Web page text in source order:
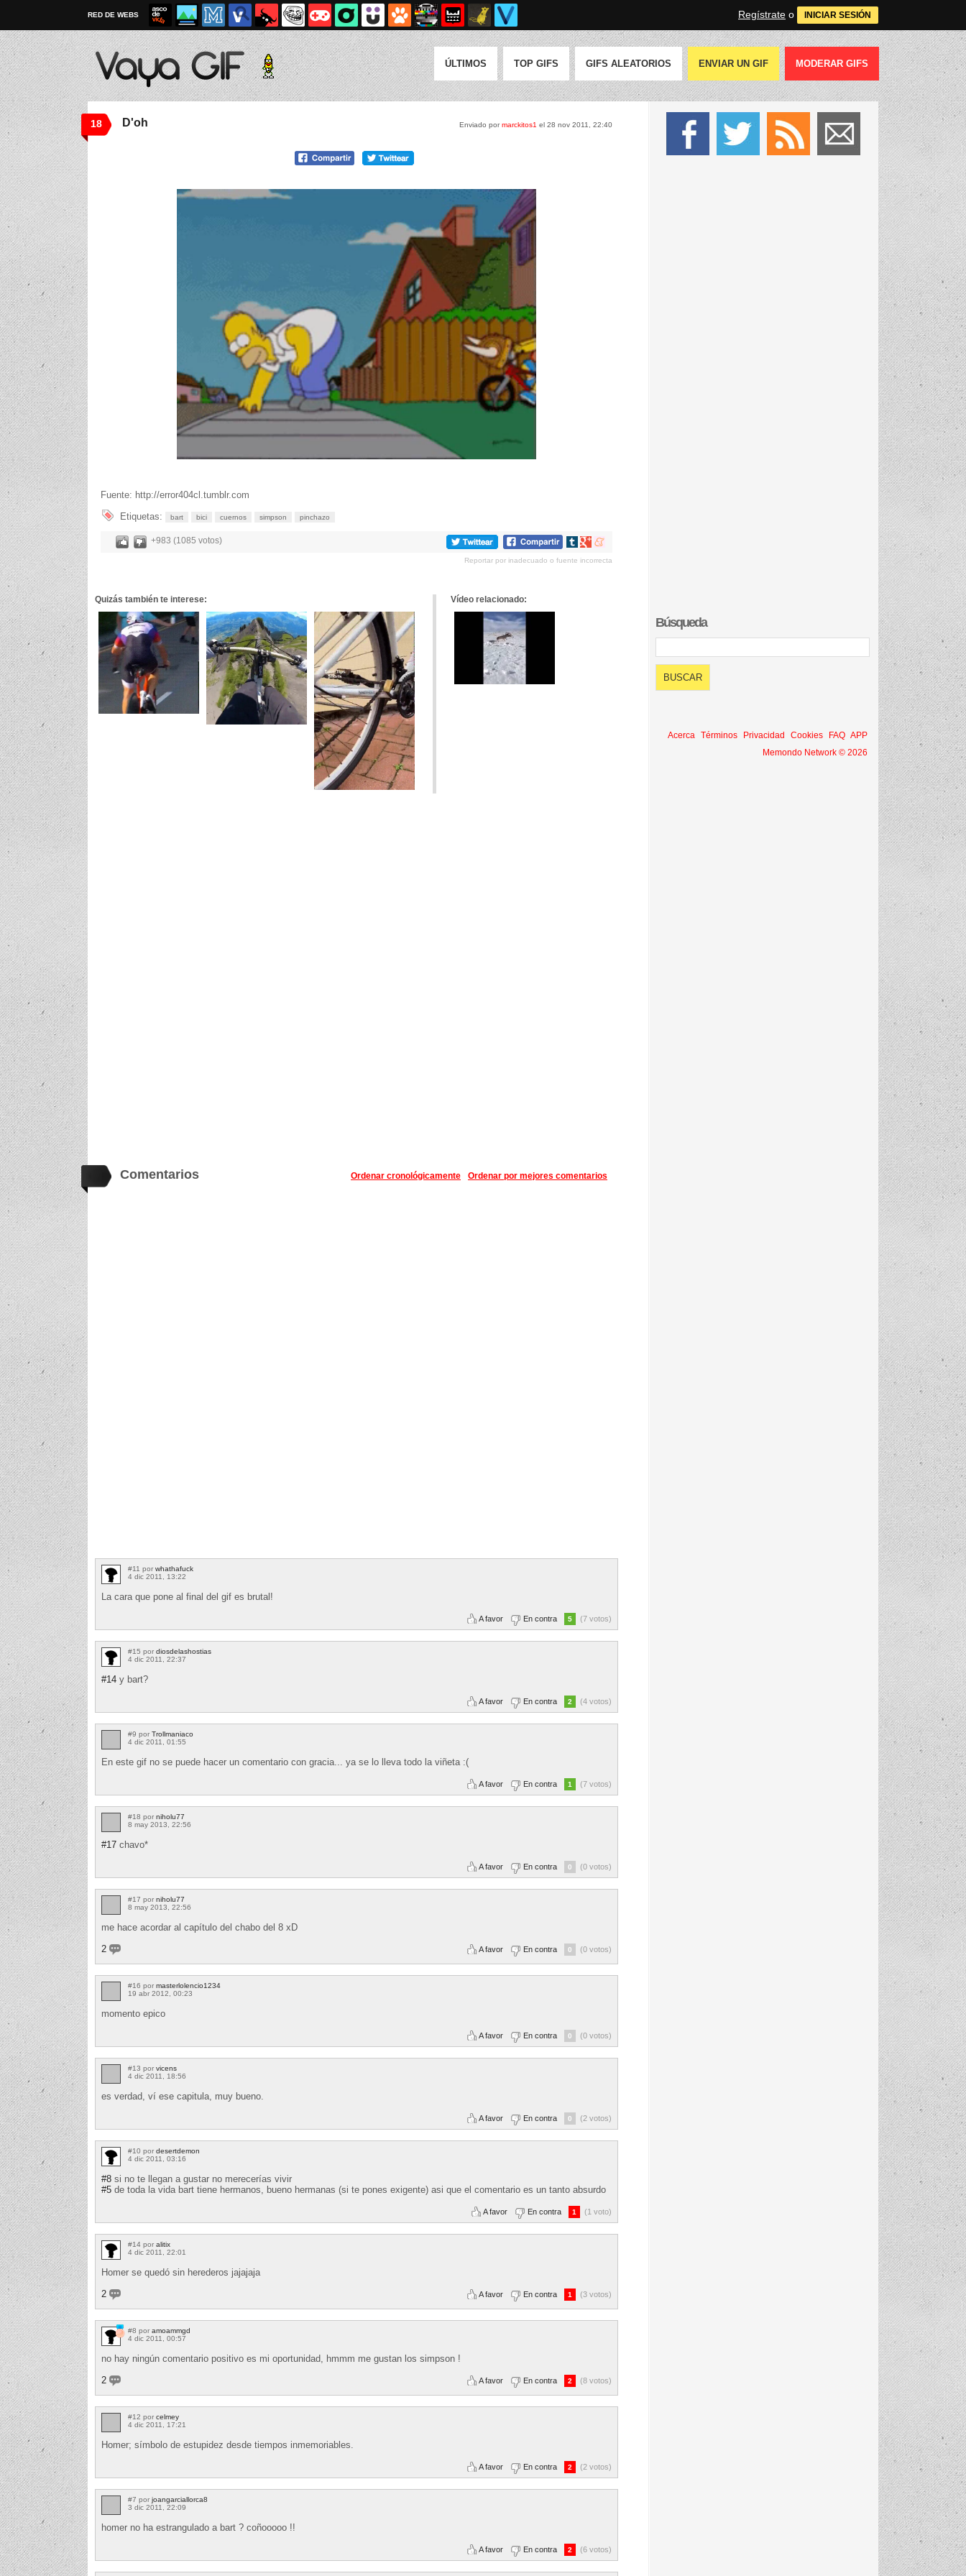
RED DE WEBS Regístrate o INICIAR SESIÓN
ÚLTIMOS TOP GIFS GIFS ALEATORIOS ENVIAR UN GIF MODERAR GIFS
18 Enviado pormarckitos1 el 28 nov 2011, 22:40
D'oh
Fuente: http://error404cl.tumblr.com
Etiquetas:
bart bici cuernos simpson pinchazo
+983 (1085 votos)
Compartir
tumblr
Compartir
Google+
Compartir
meneame
Reportar por inadecuado o fuente incorrecta
Quizás también te interese: Vídeo relacionado:
Comentarios Ordenar por mejores comentarios
Ordenar cronológicamente
#11 por whathafuck
4 dic 2011, 13:22
La cara que pone al final del gif es brutal!
A favor En contra 5 (7 votos)
#15 por diosdelashostias
4 dic 2011, 22:37
#14 y bart?
A favor En contra 2 (4 votos)
#9 por Trollmaniaco
4 dic 2011, 01:55
En este gif no se puede hacer un comentario con gracia... ya se lo lleva todo la viñeta :(
A favor En contra 1 (7 votos)
#18 por niholu77
8 may 2013, 22:56
#17 chavo*
A favor En contra 0 (0 votos)
#17 por niholu77
8 may 2013, 22:56
me hace acordar al capítulo del chabo del 8 xD
2
A favor En contra 0 (0 votos)
#16 por masterlolencio1234
19 abr 2012, 00:23
momento epico
A favor En contra 0 (0 votos)
#13 por vicens
4 dic 2011, 18:56
es verdad, ví ese capitula, muy bueno.
A favor En contra 0 (2 votos)
#10 por desertdemon
4 dic 2011, 03:16
#8 si no te llegan a gustar no merecerías vivir
#5 de toda la vida bart tiene hermanos, bueno hermanas (si te pones exigente) asi que el comentario es un tanto absurdo
A favor En contra 1 (1 voto)
#14 por alitix
4 dic 2011, 22:01
Homer se quedó sin herederos jajajaja
2
A favor En contra 1 (3 votos)
#8 por amoammgd
4 dic 2011, 00:57
no hay ningún comentario positivo es mi oportunidad, hmmm me gustan los simpson !
2
A favor En contra 2 (8 votos)
#12 por celmey
4 dic 2011, 17:21
Homer; símbolo de estupidez desde tiempos inmemoriables.
A favor En contra 2 (2 votos)
#7 por joangarciallorca8
3 dic 2011, 22:09
homer no ha estrangulado a bart ? coñooooo !!
A favor En contra 2 (6 votos)
Búsqueda
Acerca Términos Privacidad Cookies FAQ APP
Memondo Network © 2026